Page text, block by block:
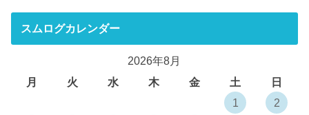
スムログカレンダー
2026年8月
月
火 水 木 金 土
日
1
2